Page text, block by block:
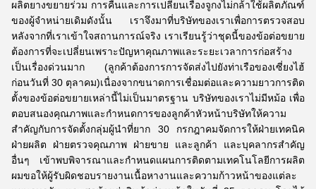
ผลิตยางขยายร่วม การคืนและการเปลี่ยนเรื่องจูกงไม่กล้าใช้ผลิตภัณฑ์
ของผู้จําหน่ายเดิมดังนั้น เราจึงมาที่บริษัทของเราเพื่อการตรวจสอบ
หลังจากที่เราเข้าใจสถานการณ์จริง เราเรียนรู้ว่าชุดนี้ของข้อต่อขยาย
ต้องการที่จะเปลี่ยนเพราะปัญหาคุณภาพและระยะเวลาการก่อสร้าง
เป็นเรื่องด่วนมาก (ลูกค้าต้องการการจัดส่งไปยังท่าเรือของเซี่ยงไฮ้
ก่อนวันที่ 30 ตุลาคม)เนื่องจากขนาดการเชื่อมต่อและความยาวการติด
ตั้งของข้อต่อขยายเหล่านี้ไม่เป็นมาตรฐาน บริษัทของเราไม่มีหม้อ เพื่อ
ตอบสนองคุณภาพและกําหนดการของลูกค้าหัวหน้าบริษัทให้ความ
สําคัญกับการจัดตั้งกลุ่มผู้นําที่ยาก 30 กรกฎาคมจัดการให้ฝ่ายเทคนิค
ฝ่ายผลิต ฝ่ายตรวจคุณภาพ ฝ่ายขาย และลูกค้า และบุคลากรสําคัญ
อื่นๆ เข้าพบพิจารณาและกําหนดแผนการติดตามเทคโนโลยีการผลิต
ผมขอให้ผู้รับผิดชอบรายงานเนื้อหางานและความก้าวหน้าของแต่ละ